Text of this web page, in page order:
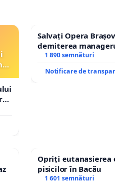
Salvați Opera
demiterea
Petrean Lucian-
1 890 semnături
Notificare de
Opriți eutanasierea
pisicilor în Bacău
1 601 semnături